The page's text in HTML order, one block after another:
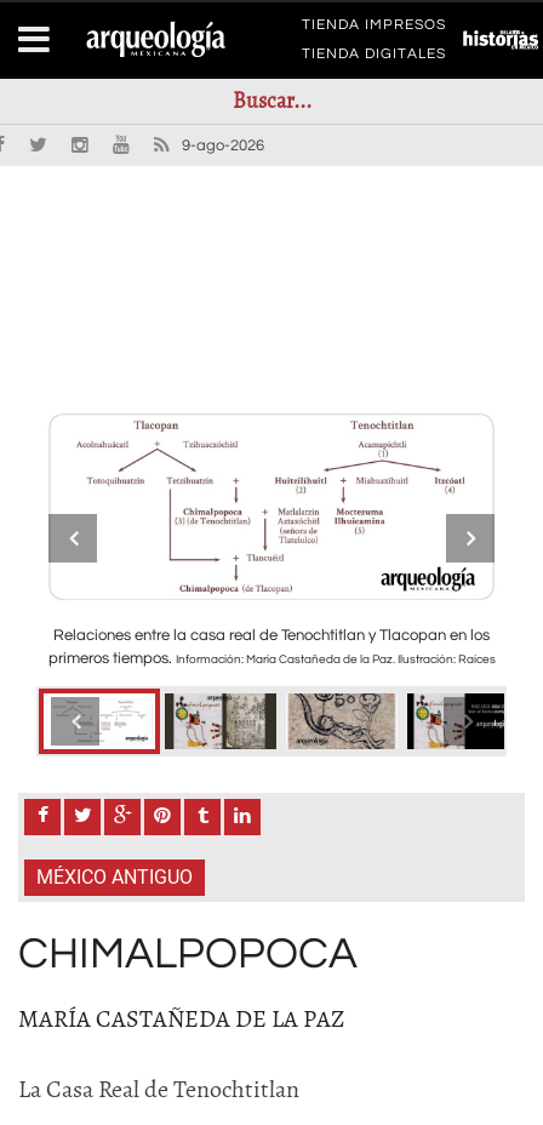
TIENDA IMPRESOS
TIENDA DIGITALES
9-ago-2026
Relaciones entre la casa real de Tenochtitlan y Tlacopan en los
primeros tiempos. Información: María Castañeda de la Paz. Ilustración: Raíces
MÉXICO ANTIGUO
CHIMALPOPOCA
MARÍA CASTAÑEDA DE LA PAZ
La Casa Real de Tenochtitlan